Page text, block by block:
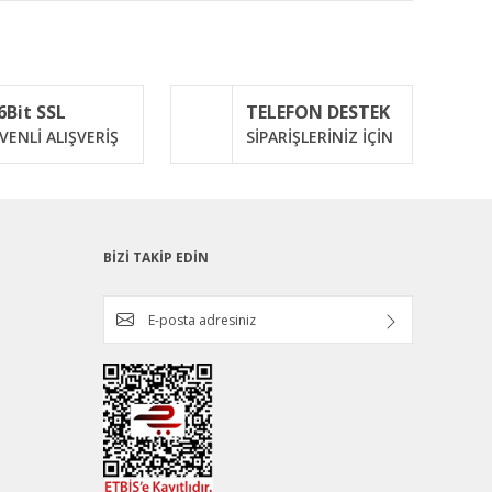
SSL
ALIŞVERİŞ
TELEFON DESTEK
SİPARİŞLERİNİZ İÇİN
BİZİ TAKİP EDİN